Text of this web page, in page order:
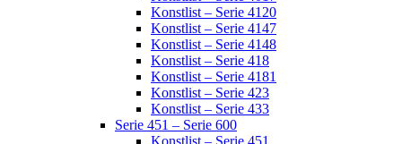
Konstlist – Serie 4120
Konstlist – Serie 4147
Konstlist – Serie 4148
Konstlist – Serie 418
Konstlist – Serie 4181
Konstlist – Serie 423
Konstlist – Serie 433
Serie 451 – Serie 600
Konstlist – Serie 451